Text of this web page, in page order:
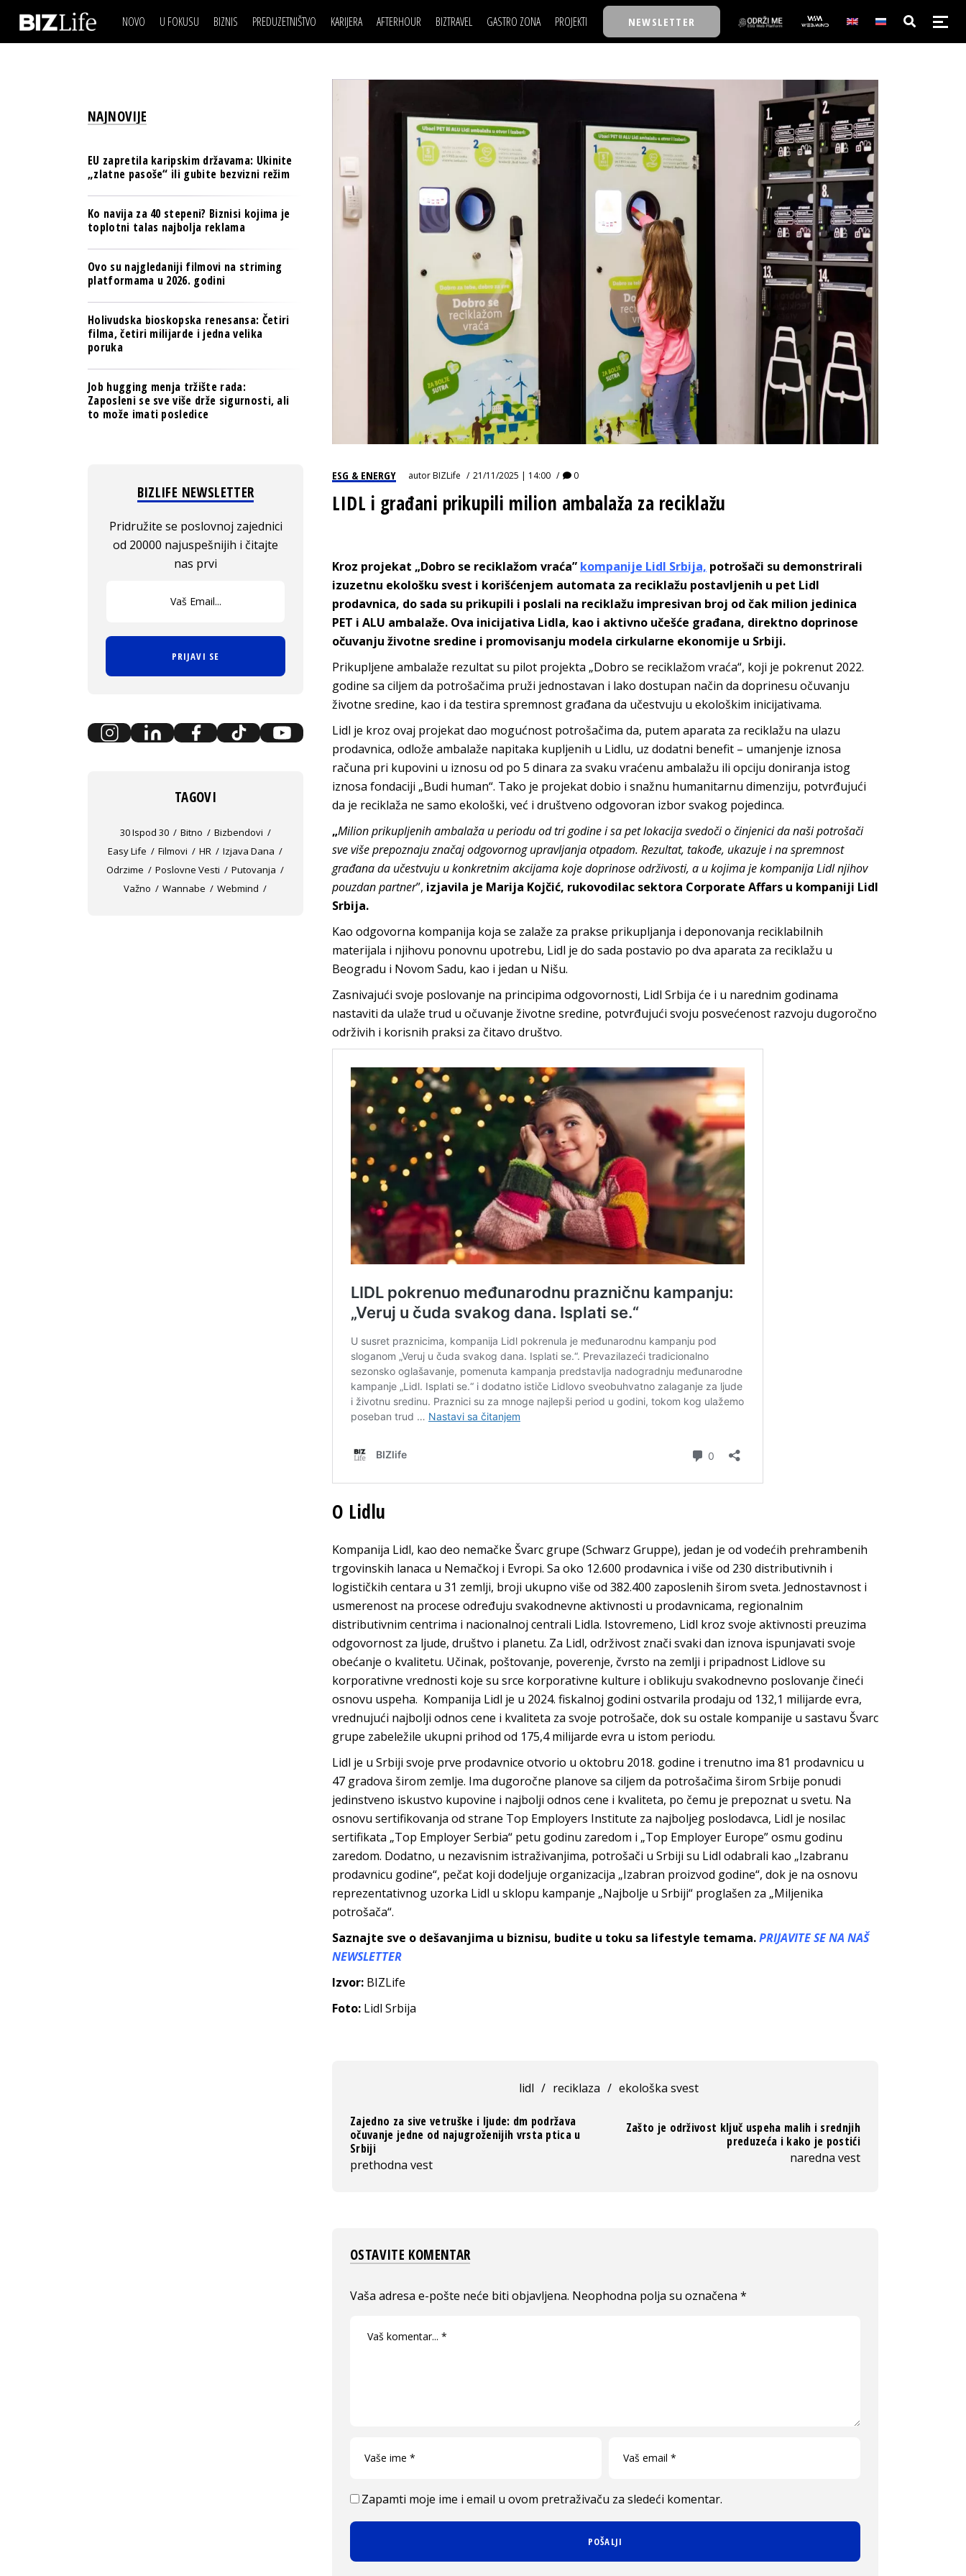
NOVO U FOKUSU BIZNIS
BANKE
OSIGURANJE
TECH I AI
BIZNIS & SPORT
PULS REGIONA
NOVO NA RAFU
PREDUZETNIŠTVO KARIJERA
LJUDI (HR)
KNOW-HOW
AFTERHOUR
AUTO SVET
WELLBEING
BIZTRAVEL GASTRO ZONA PROJEKTI
30 ISPOD 30
BACK TO OFFICE/SCHOOL
BIZBENDOVI
BIZKOLEGIJUM
BMW BIZNIS LIGA
IZJAVA GODINE
NEWSLETTER
IZJAVA DANABIZNIS SCENA
BREND I KOMUNIKACIJE
OSIGURANJE
TECH I AI
PULS REGIONA
POSAO
MOJ UGAO
USAVRŠAVANJE
FILM I SCENA
AUTO SVET
WELLBEING
NAJKOLEGA
30 ISPOD 30
BIZBENDOVI
BIZKOLEGIJUM
BIZLIFE WEEK
IZJAVA GODINE
ESG & ENERGY autorBIZLife 21/11/2025 | 14:00 0
LIDL i građani prikupili milion ambalaža za reciklažu
Kroz projekat „Dobro se reciklažom vraća” kompanije Lidl Srbija, potrošači su demonstrirali
izuzetnu ekološku svest i korišćenjem automata za reciklažu postavljenih u pet Lidl
prodavnica, do sada su prikupili i poslali na reciklažu impresivan broj od čak milion jedinica
PET i ALU ambalaže. Ova inicijativa Lidla, kao i aktivno učešće građana, direktno doprinose
očuvanju životne sredine i promovisanju modela cirkularne ekonomije u Srbiji.
Prikupljene ambalaže rezultat su pilot projekta „Dobro se reciklažom vraća“, koji je pokrenut 2022.
godine sa ciljem da potrošačima pruži jednostavan i lako dostupan način da doprinesu očuvanju
životne sredine, kao i da testira spremnost građana da učestvuju u ekološkim inicijativama.
Lidl je kroz ovaj projekat dao mogućnost potrošačima da, putem aparata za reciklažu na ulazu
prodavnica, odlože ambalaže napitaka kupljenih u Lidlu, uz dodatni benefit – umanjenje iznosa
računa pri kupovini u iznosu od po 5 dinara za svaku vraćenu ambalažu ili opciju doniranja istog
iznosa fondaciji „Budi human“. Tako je projekat dobio i snažnu humanitarnu dimenziju, potvrđujući
da je reciklaža ne samo ekološki, već i društveno odgovoran izbor svakog pojedinca.
„Milion prikupljenih ambalaža u periodu od tri godine i sa pet lokacija svedoči o činjenici da naši potrošači
sve više prepoznaju značaj odgovornog upravljanja otpadom. Rezultat, takođe, ukazuje i na spremnost
građana da učestvuju u konkretnim akcijama koje doprinose održivosti, a u kojima je kompanija Lidl njihov
pouzdan partner”, izjavila je Marija Kojčić, rukovodilac sektora Corporate Affars u kompaniji Lidl
Srbija.
Kao odgovorna kompanija koja se zalaže za prakse prikupljanja i deponovanja reciklabilnih
materijala i njihovu ponovnu upotrebu, Lidl je do sada postavio po dva aparata za reciklažu u
Beogradu i Novom Sadu, kao i jedan u Nišu.
Zasnivajući svoje poslovanje na principima odgovornosti, Lidl Srbija će i u narednim godinama
nastaviti da ulaže trud u očuvanje životne sredine, potvrđujući svoju posvećenost razvoju dugoročno
održivih i korisnih praksi za čitavo društvo.
O Lidlu
Kompanija Lidl, kao deo nemačke Švarc grupe (Schwarz Gruppe), jedan je od vodećih prehrambenih
trgovinskih lanaca u Nemačkoj i Evropi. Sa oko 12.600 prodavnica i više od 230 distributivnih i
logističkih centara u 31 zemlji, broji ukupno više od 382.400 zaposlenih širom sveta. Jednostavnost i
usmerenost na procese određuju svakodnevne aktivnosti u prodavnicama, regionalnim
distributivnim centrima i nacionalnoj centrali Lidla. Istovremeno, Lidl kroz svoje aktivnosti preuzima
odgovornost za ljude, društvo i planetu. Za Lidl, održivost znači svaki dan iznova ispunjavati svoje
obećanje o kvalitetu. Učinak, poštovanje, poverenje, čvrsto na zemlji i pripadnost Lidlove su
korporativne vrednosti koje su srce korporativne kulture i oblikuju svakodnevno poslovanje čineći
osnovu uspeha. Kompanija Lidl je u 2024. fiskalnoj godini ostvarila prodaju od 132,1 milijarde evra,
vrednujući najbolji odnos cene i kvaliteta za svoje potrošače, dok su ostale kompanije u sastavu Švarc
grupe zabeležile ukupni prihod od 175,4 milijarde evra u istom periodu.
Lidl je u Srbiji svoje prve prodavnice otvorio u oktobru 2018. godine i trenutno ima 81 prodavnicu u
47 gradova širom zemlje. Ima dugoročne planove sa ciljem da potrošačima širom Srbije ponudi
jedinstveno iskustvo kupovine i najbolji odnos cene i kvaliteta, po čemu je prepoznat u svetu. Na
osnovu sertifikovanja od strane Top Employers Institute za najboljeg poslodavca, Lidl je nosilac
sertifikata „Top Employer Serbia“ petu godinu zaredom i „Top Employer Europe” osmu godinu
zaredom. Dodatno, u nezavisnim istraživanjima, potrošači u Srbiji su Lidl odabrali kao „Izabranu
prodavnicu godine“, pečat koji dodeljuje organizacija „Izabran proizvod godine“, dok je na osnovu
reprezentativnog uzorka Lidl u sklopu kampanje „Najbolje u Srbiji“ proglašen za „Miljenika
potrošača“.
Saznajte sve o dešavanjima u biznisu, budite u toku sa lifestyle temama.PRIJAVITE SE NA NAŠ
NEWSLETTER
Izvor: BIZLife
Foto: Lidl Srbija
lidl / reciklaza / ekološka svest
Zajedno za sive vetruške i ljude: dm podržava
očuvanje jedne od najugroženijih vrsta ptica u
Srbiji
prethodna vest
Zašto je održivost ključ uspeha malih i srednjih
preduzeća i kako je postići
naredna vest
OSTAVITE KOMENTAR
Vaša adresa e-pošte neće biti objavljena. Neophodna polja su označena *
Zapamti moje ime i email u ovom pretraživaču za sledeći komentar.
NAJNOVIJE
EU zapretila karipskim državama: Ukinite
„zlatne pasoše“ ili gubite bezvizni režim
Ko navija za 40 stepeni? Biznisi kojima je
toplotni talas najbolja reklama
Ovo su najgledaniji filmovi na striming
platformama u 2026. godini
Holivudska bioskopska renesansa: Četiri
filma, četiri milijarde i jedna velika
poruka
Job hugging menja tržište rada:
Zaposleni se sve više drže sigurnosti, ali
to može imati posledice
BIZLIFE NEWSLETTER
Pridružite se poslovnoj zajednici
od 20000 najuspešnijih i čitajte
nas prvi
PRIJAVI SE
TAGOVI
30 Ispod 30 Bitno
Bizbendovi
Easy Life
Filmovi HR
Izjava Dana
Odrzime
Poslovne Vesti
Putovanja
Važno
Wannabe Webmind